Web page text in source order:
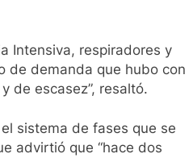
Intensiva, respiradores y
de demanda que hubo con
de escasez”, resaltó.
sistema de fases que se
advirtió que “hace dos